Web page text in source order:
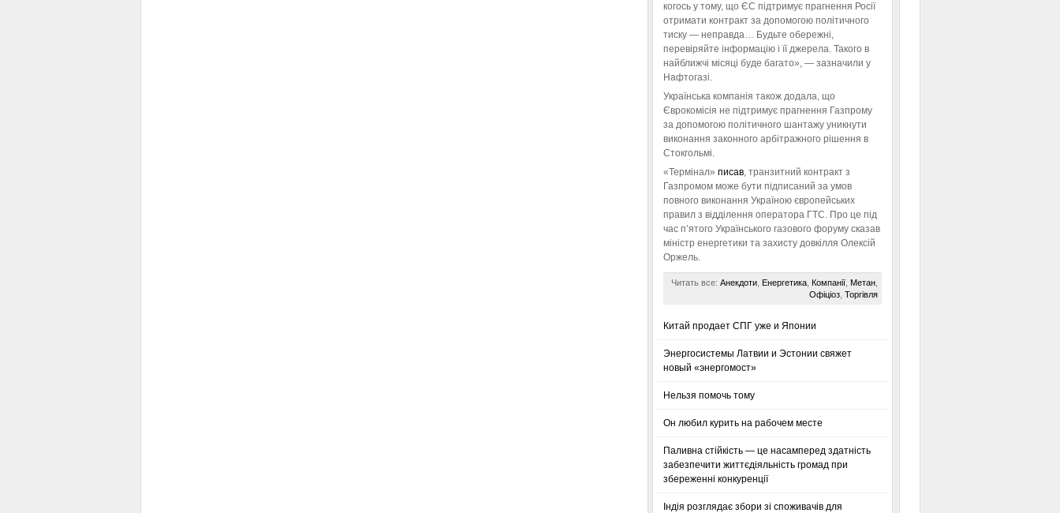
когось у тому, що ЄС підтримує прагнення Росії
отримати контракт за допомогою політичного
тиску — неправда… Будьте обережні,
перевіряйте інформацію і її джерела. Такого в
найближчі місяці буде багато», — зазначили у
Нафтогазі.
Українська компанія також додала, що
Єврокомісія не підтримує прагнення Газпрому
за допомогою політичного шантажу уникнути
виконання законного арбітражного рішення в
Стокгольмі.
«Термінал» писав, транзитний контракт з
Газпромом може бути підписаний за умов
повного виконання Україною європейських
правил з відділення оператора ГТС. Про це під
час п’ятого Українського газового форуму сказав
міністр енергетики та захисту довкілля Олексій
Оржель.
Читать все: Анекдоти, Енергетика, Компанії, Метан,
Офіціоз, Торгівля
Китай продает СПГ уже и Японии
Энергосистемы Латвии и Эстонии свяжет
новый «энергомост»
Нельзя помочь тому
Он любил курить на рабочем месте
Паливна стійкість — це насамперед здатність
забезпечити життєдіяльність громад при
збереженні конкуренції
Індія розглядає збори зі споживачів для